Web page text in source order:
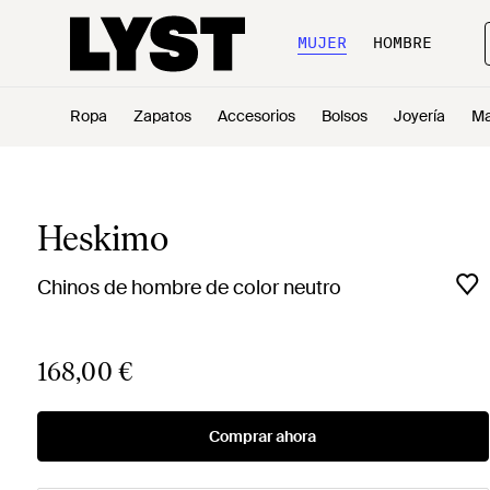
MUJER HOMBRE
Ropa Zapatos Accesorios Bolsos Joyería
Heskimo
Chinos de hombre de color neutro
168,00 €
Comprar ahora